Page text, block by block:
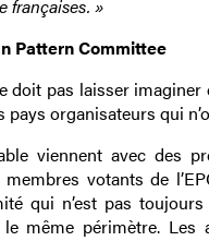
françaises. »
Pattern Committee
doit pas laisser
organisateurs qui
viennent avec des
votants de
qui n’est pas
même périmètre.